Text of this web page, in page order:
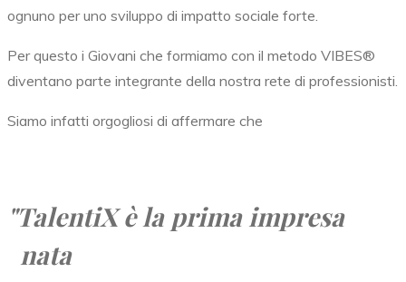
ognuno per uno sviluppo di impatto sociale forte.
Per questo i Giovani che formiamo con il metodo VIBES®
diventano parte integrante della nostra rete di professionisti.
Siamo infatti orgogliosi di affermare che
"TalentiXè la prima impresa
nata